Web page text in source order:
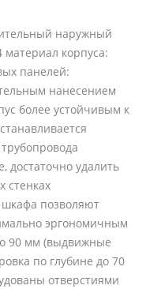
наружный
корпуса:
панелей:
нанесением
более устойчивым к
достаточно удалить
стенках
позволяют
эргономичным
90 мм (выдвижные
по глубине до 70
отверстиями